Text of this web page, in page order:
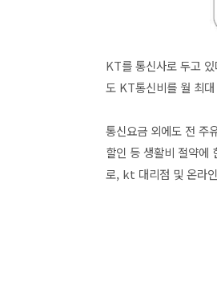
KT를 통신사로 두고
도 KT통신비를 월 최
통신요금 외에도 전 주
할인 등 생활비 절약
로, kt 대리점 및 온라